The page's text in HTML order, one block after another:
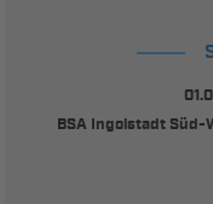
BSA Ingolstadt Süd-